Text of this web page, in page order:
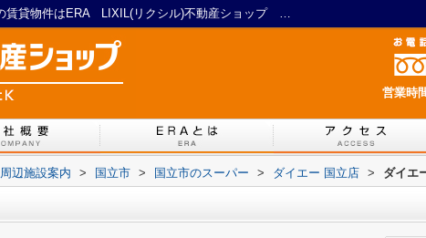
ダイエー 国立店周辺の物件一覧｜立川・国立の賃貸物件はERA LIXIL(リクシル)不動産ショップ 株式会社 K
営業時
周辺施設案内 > 国立市 > 国立市のスーパー > ダイエー 国立店 > ダイエ